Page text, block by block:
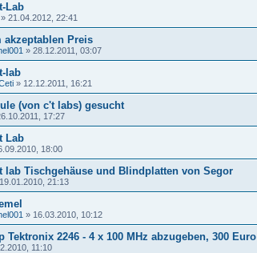
Lab
» 21.04.2012, 22:41
akzeptablen Preis
» 28.12.2011, 03:07
lab
» 12.12.2011, 16:21
(von c't labs) gesucht
17:27
Lab
18:00
lab Tischgehäuse und Blindplatten von Segor
19.01.2010, 21:13
» 16.03.2010, 10:12
Tektronix 2246 - 4 x 100 MHz abzugeben, 300 Euro
11:10